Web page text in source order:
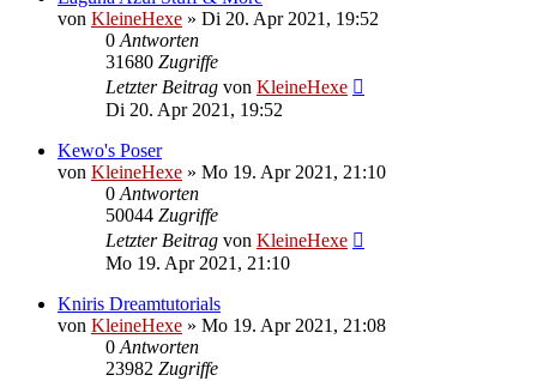
von KleineHexe » Di 20. Apr 2021, 19:52
0 Antworten
31680 Zugriffe
Letzter Beitrag von KleineHexe
Di 20. Apr 2021, 19:52
Kewo's Poser
von KleineHexe » Mo 19. Apr 2021, 21:10
0 Antworten
50044 Zugriffe
Letzter Beitrag von KleineHexe
Mo 19. Apr 2021, 21:10
Kniris Dreamtutorials
von KleineHexe » Mo 19. Apr 2021, 21:08
0 Antworten
23982 Zugriffe